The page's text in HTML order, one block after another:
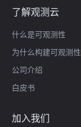
了解观测云
什么是可观测性
为什么构建可观测性
公司介绍
白皮书
加入我们